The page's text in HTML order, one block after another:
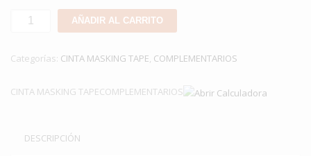
MASKING
2"
AÑADIR AL CARRITO
Categorías: CINTA MASKING TAPE, COMPLEMENTARIOS
CINTA MASKING TAPECOMPLEMENTARIOS
DESCRIPCIÓN